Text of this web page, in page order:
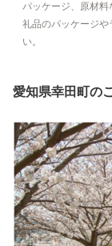
パッケージ、原材
礼品のパッケージや
い。
愛知県幸田町の